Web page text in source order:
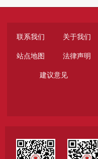
联系我们 关于我们
站点地图 法律声明
建议意见